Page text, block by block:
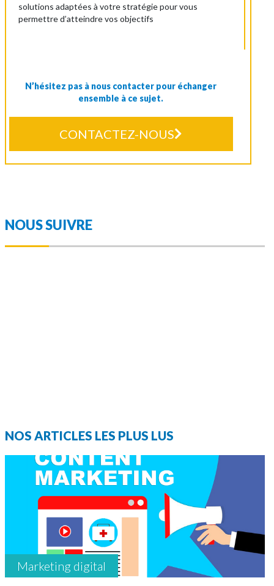
solutions adaptées à votre stratégie pour vous
permettre d’atteindre vos objectifs
N’hésitez pas à nous contacter pour échanger
ensemble à ce sujet.
CONTACTEZ-NOUS
NOUS SUIVRE
NOS ARTICLES LES PLUS LUS
Marketing digital